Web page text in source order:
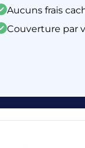
Aucuns frais
Couverture par